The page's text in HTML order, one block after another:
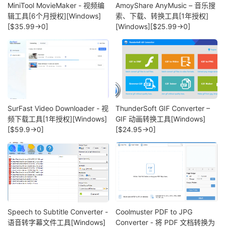
MiniTool MovieMaker - 视频编
辑工具[6个月授权][Windows]
[$35.99→0]
AmoyShare AnyMusic – 音乐搜
索、下载、转换工具[1年授权]
[Windows][$25.99→0]
SurFast Video Downloader - 视
频下载工具[1年授权][Windows]
[$59.9→0]
ThunderSoft GIF Converter –
GIF 动画转换工具[Windows]
[$24.95→0]
Speech to Subtitle Converter -
语音转字幕文件工具[Windows]
Coolmuster PDF to JPG
Converter - 将 PDF 文档转换为